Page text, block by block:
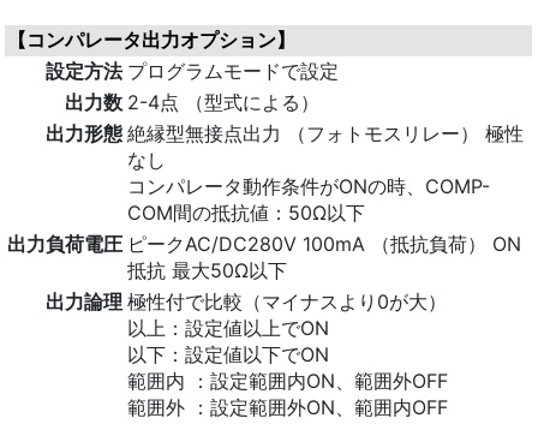
【コンパレータ出力オプション】
設定方法 プログラムモードで設定
出力数 2-4点 （型式による）
出力形態 絶縁型無接点出力 （フォトモスリレー） 極性
なし
コンパレータ動作条件がONの時、COMP-
COM間の抵抗値：50Ω以下
出力負荷電圧 ピークAC/DC280V 100mA （抵抗負荷） ON
抵抗 最大50Ω以下
出力論理 極性付で比較（マイナスより0が大）
以上：設定値以上でON
以下：設定値以下でON
範囲内 ：設定範囲内ON、範囲外OFF
範囲外 ：設定範囲外ON、範囲内OFF